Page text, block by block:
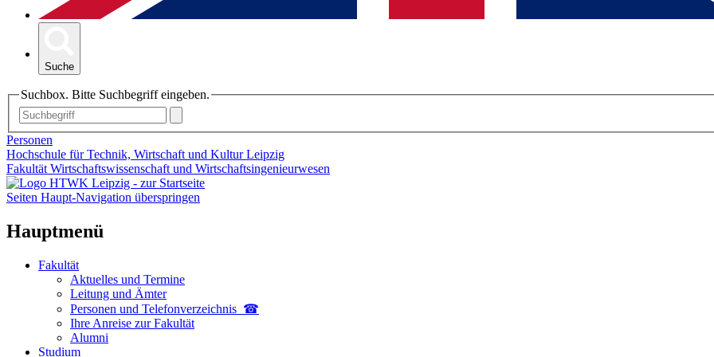
Suche
Suchbox. Bitte Suchbegriff eingeben.
Personen
Hochschule für Technik, Wirtschaft und Kultur Leipzig
Fakultät Wirtschaftswissenschaft und Wirtschaftsingenieurwesen
Seiten Haupt-Navigation überspringen
Hauptmenü
Fakultät
Aktuelles und Termine
Leitung und Ämter
Personen und Telefon­verzeichnis ☎
Ihre Anreise zur Fakultät
Alumni
Studium